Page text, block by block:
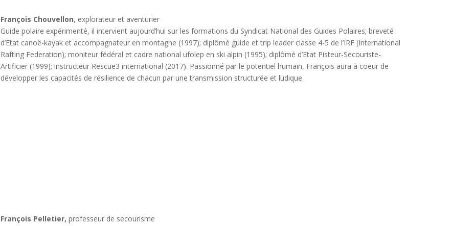
François Chouvellon, explorateur et aventurier
Guide polaire expérimenté, il intervient aujourd’hui sur les formations du Syndicat National des Guides Polaires; breveté
d’Etat canoë-kayak et accompagnateur en montagne (1997); diplômé guide et trip leader classe 4-5 de l’IRF (International
Rafting Federation); moniteur fédéral et cadre national ufolep en ski alpin (1995); diplômé d’Etat Pisteur-Secouriste-
Artificier (1999); instructeur Rescue3 international (2017). Passionné par le potentiel humain, François aura à coeur de
développer les capacités de résilience de chacun par une transmission structurée et ludique.
François Pelletier, professeur de secourisme